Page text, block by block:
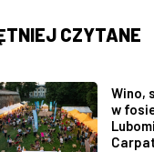
CZYTANE
Wino,
w